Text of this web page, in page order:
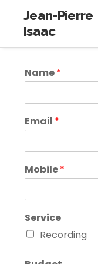
Jean-Pierre
Isaac
Name*
Email *
Mobile*
Service
Recording